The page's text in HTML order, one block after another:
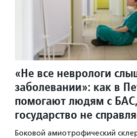
«Не все неврологи
заболевании»: как в
помогают людям с
государство не
Боковой амиотрофический